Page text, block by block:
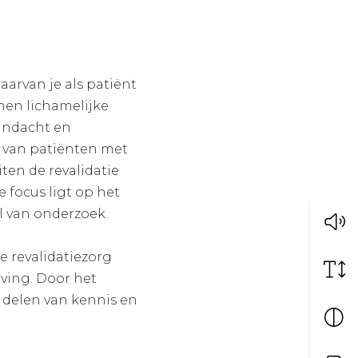
je als patiënt
lichamelijke
en
van patiënten met
de revalidatie
focus ligt op het
onderzoek.
revalidatiezorg
Door het
van kennis en